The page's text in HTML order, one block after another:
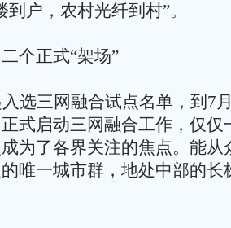
户，农村光纤到村”。
正式“架场”
三网融合试点名单，到7
式启动三网融合工作，仅仅
为了各界关注的焦点。能从
唯一城市群，地处中部的长